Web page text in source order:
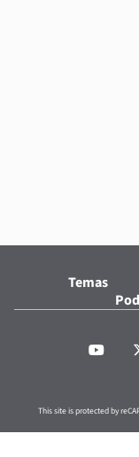
Temas
This site is protected by